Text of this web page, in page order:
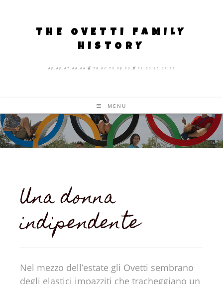
THE OVETTI FAMILY
HISTORY
08.08.09.00.06 # 10.07.13.08.40 # 12.10.25.04.13
MENU
Una donna
indipendente
Nel mezzo dell’estate gli Ovetti sembrano
degli elastici impazziti che tracheggiano un